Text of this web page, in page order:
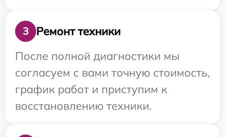
3
Ремонт техники
После полной диагностики мы
согласуем с вами точную стоимость,
график работ и приступим к
восстановлению техники.